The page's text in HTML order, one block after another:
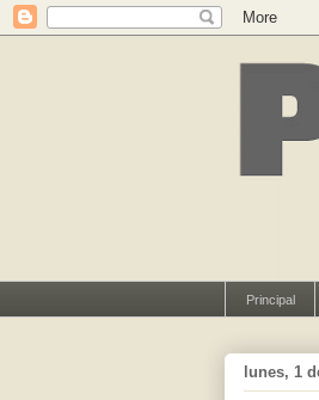
Principal
lunes, 1